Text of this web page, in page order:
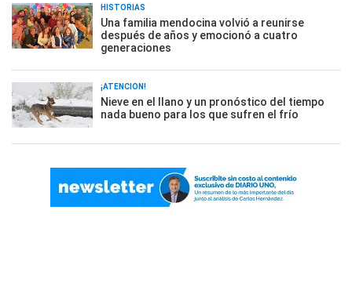
HISTORIAS
Una familia mendocina volvió a reunirse
después de años y emocionó a cuatro
generaciones
¡ATENCIÓN!
Nieve en el llano y un pronóstico del tiempo
nada bueno para los que sufren el frío